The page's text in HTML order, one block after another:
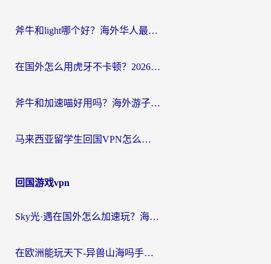
斧牛和light哪个好？海外华人最关心的回国加速器选择难题，一篇讲透
在国外怎么用虎牙不卡顿？2026海外华人亲测有效的回国加速器选择指南
斧牛和加速喵好用吗？海外游子的真实选择困境
马来西亚留学生回国VPN怎么选？3个避坑点+1款实测好用的加速器推荐
回国游戏vpn
Sky光·遇在国外怎么加速玩？海外党亲测有效的国服游戏加速指南
在欧洲能玩天下-异兽山海吗手游？海外玩家的加速器生存指南